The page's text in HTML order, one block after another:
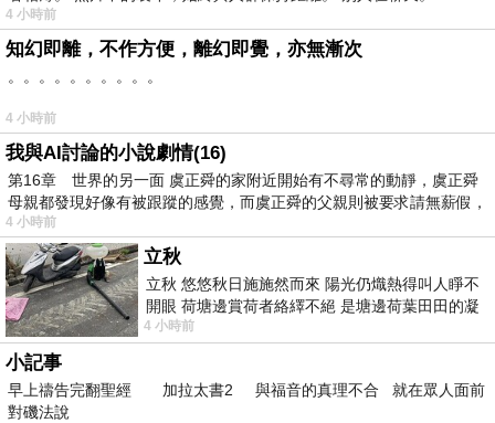
4 小時前
知幻即離，不作方便，離幻即覺，亦無漸次
。。。。。。。。。。
4 小時前
我與AI討論的小說劇情(16)
第16章 世界的另一面 虞正舜的家附近開始有不尋常的動靜，虞正舜
母親都發現好像有被跟蹤的感覺，而虞正舜的父親則被要求請無薪假，
4 小時前
立秋
立秋 悠悠秋日施施然而來 陽光仍熾熱得叫人睜不
開眼 荷塘邊賞荷者絡繹不絕 是塘邊荷葉田田的凝
望 風中飄逸的是映日荷花別樣紅
4 小時前
小記事
早上禱告完翻聖經 加拉太書2 與福音的真理不合 就在眾人面前
對磯法說